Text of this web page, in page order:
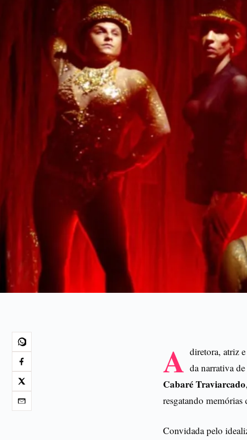
A diretora, atriz
da narrativa
Cabaré Traviarcado
resgatando memórias
Convidada pelo